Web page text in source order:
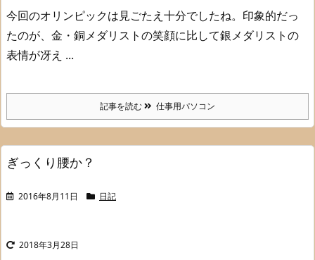
今回のオリンピックは見ごたえ十分でしたね。 印象的だっ
たのが、金・銅メダリストの笑顔に比して銀メダリストの
表情が冴え ...
記事を読む 仕事用パソコン
ぎっくり腰か？
2016年8月11日 日記
2018年3月28日